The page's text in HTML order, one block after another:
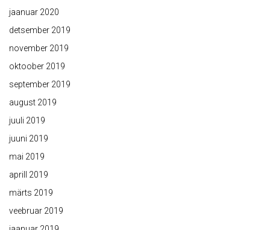
jaanuar 2020
detsember 2019
november 2019
oktoober 2019
september 2019
august 2019
juuli 2019
juuni 2019
mai 2019
aprill 2019
märts 2019
veebruar 2019